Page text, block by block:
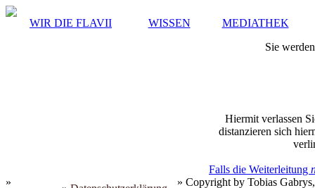
WIR DIE FLAVII WISSEN
MEDIATHEK
Sie
Hiermit verlassen
distanzieren sich
Falls die Weiterleitung
»
» Copyright by Tobias